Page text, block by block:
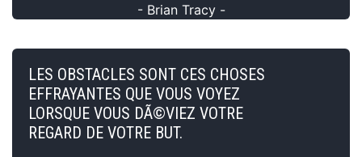
- Brian Tracy -
LES OBSTACLES SONT CES CHOSES
EFFRAYANTES QUE VOUS VOYEZ
LORSQUE VOUS DÃ©VIEZ VOTRE
REGARD DE VOTRE BUT.